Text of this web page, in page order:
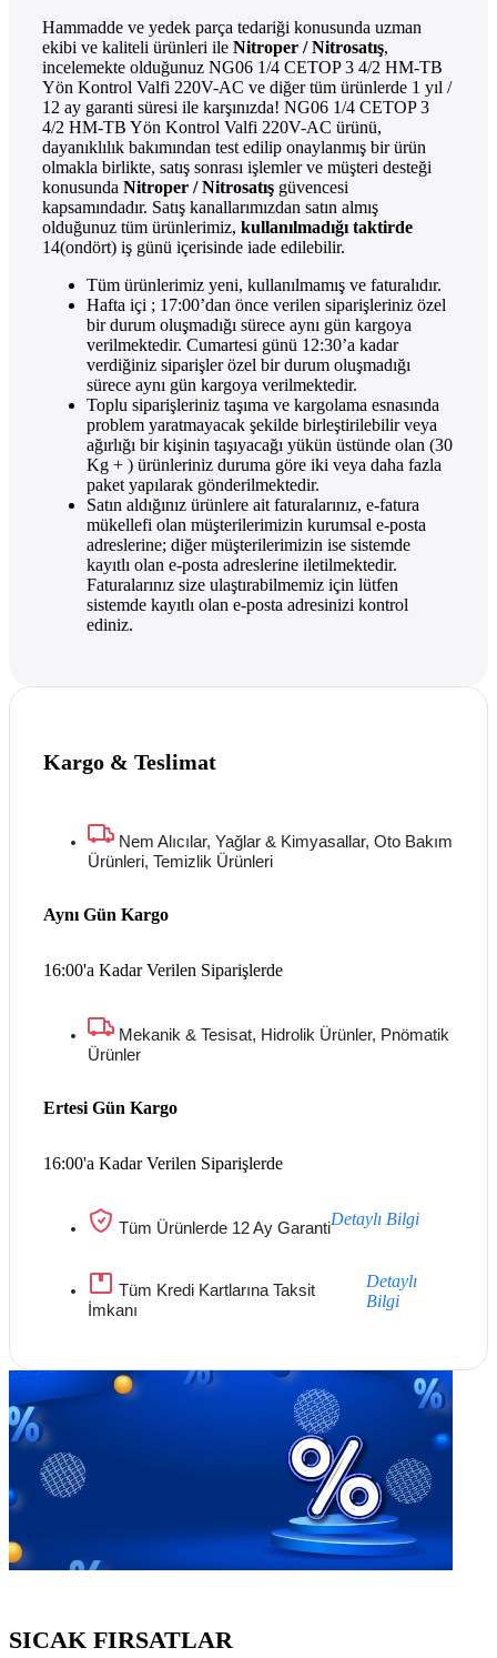
Hammadde ve yedek parça tedariği konusunda uzman
ekibi ve kaliteli ürünleri ile Nitroper / Nitrosatış,
incelemekte olduğunuz NG06 1/4 CETOP 3 4/2 HM-TB
Yön Kontrol Valfi 220V-AC ve diğer tüm ürünlerde 1 yıl /
12 ay garanti süresi ile karşınızda! NG06 1/4 CETOP 3
4/2 HM-TB Yön Kontrol Valfi 220V-AC ürünü,
dayanıklılık bakımından test edilip onaylanmış bir ürün
olmakla birlikte, satış sonrası işlemler ve müşteri desteği
konusunda Nitroper / Nitrosatış güvencesi
kapsamındadır. Satış kanallarımızdan satın almış
olduğunuz tüm ürünlerimiz, kullanılmadığı taktirde
14(ondört) iş günü içerisinde iade edilebilir.
Tüm ürünlerimiz yeni, kullanılmamış ve faturalıdır.
Hafta içi ; 17:00’dan önce verilen siparişleriniz özel
bir durum oluşmadığı sürece aynı gün kargoya
verilmektedir. Cumartesi günü 12:30’a kadar
verdiğiniz siparişler özel bir durum oluşmadığı
sürece aynı gün kargoya verilmektedir.
Toplu siparişleriniz taşıma ve kargolama esnasında
problem yaratmayacak şekilde birleştirilebilir veya
ağırlığı bir kişinin taşıyacağı yükün üstünde olan (30
Kg + ) ürünleriniz duruma göre iki veya daha fazla
paket yapılarak gönderilmektedir.
Satın aldığınız ürünlere ait faturalarınız, e-fatura
mükellefi olan müşterilerimizin kurumsal e-posta
adreslerine; diğer müşterilerimizin ise sistemde
kayıtlı olan e-posta adreslerine iletilmektedir.
Faturalarınız size ulaştırabilmemiz için lütfen
sistemde kayıtlı olan e-posta adresinizi kontrol
ediniz.
Kargo & Teslimat
Nem Alıcılar, Yağlar & Kimyasallar, Oto Bakım
Ürünleri, Temizlik Ürünleri
16:00'a Kadar Verilen Siparişlerde
Aynı Gün Kargo
Mekanik & Tesisat, Hidrolik Ürünler, Pnömatik
Ürünler
16:00'a Kadar Verilen Siparişlerde
Ertesi Gün Kargo
Tüm Ürünlerde 12 Ay GarantiDetaylı Bilgi
Tüm Kredi Kartlarına Taksit
İmkanı
Detaylı
Bilgi
SICAK FIRSATLAR